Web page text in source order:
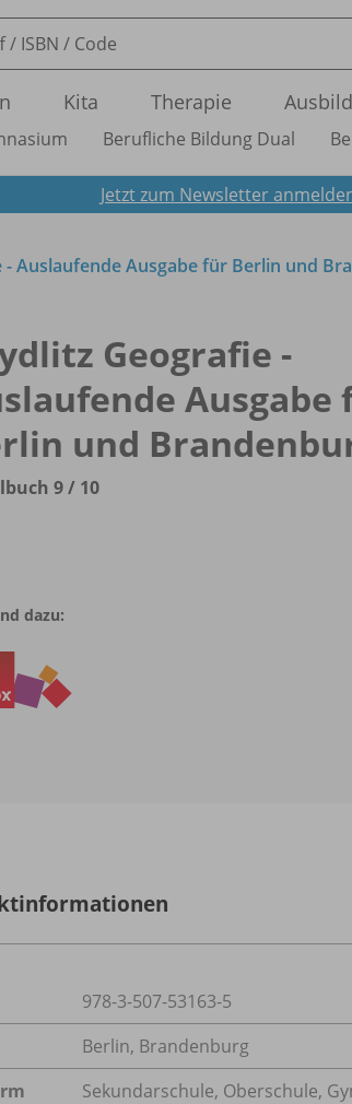
Kita Therapie
Berufliche Bildung Dual
Jetzt zum Newsletter
- Auslaufende Ausgabe für Berlin und
Geografie -
Ausgabe
und
9 / 10
dazu:
978-3-507-53163-5
Berlin, Brandenburg
Sekundarschule, Oberschule,